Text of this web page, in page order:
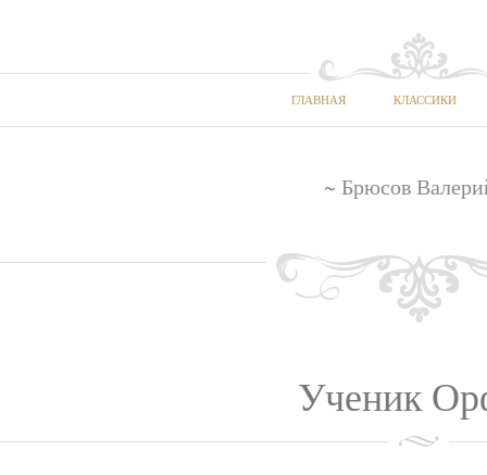
ГЛАВНАЯ КЛАССИКИ
~ Брюсов
Ученик